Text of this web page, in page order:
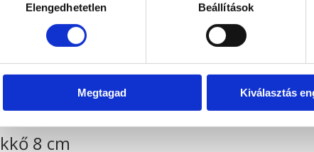
Elengedhetetlen Beállítások
Megtagad Kiválasztás
még…
termékek
8 cm